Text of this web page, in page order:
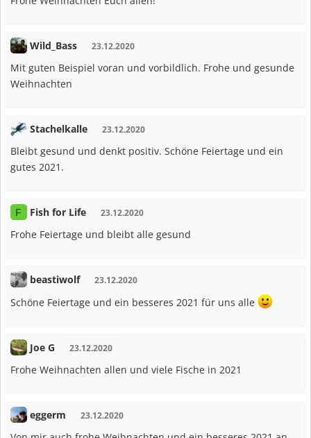
Wild_Bass 23.12.2020
Mit guten Beispiel voran und vorbildlich. Frohe und gesunde
Weihnachten
Stachelkalle 23.12.2020
Bleibt gesund und denkt positiv. Schöne Feiertage und ein
gutes 2021.
F Fish for Life 23.12.2020
Frohe Feiertage und bleibt alle gesund
beastiwolf 23.12.2020
Schöne Feiertage und ein besseres 2021 für uns alle
Joe G 23.12.2020
Frohe Weihnachten allen und viele Fische in 2021
eggerm 23.12.2020